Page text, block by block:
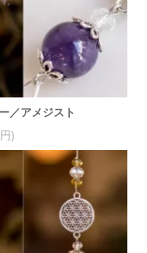
／アメジスト
)